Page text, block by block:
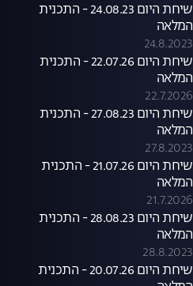
שיחת היום 24.08.23 - התכנית
המלאה
24.8.2023
שיחת היום 22.07.26 - התכנית
המלאה
22.7.2026
שיחת היום 27.08.23 - התכנית
המלאה
27.8.2023
שיחת היום 21.07.26 - התכנית
המלאה
21.7.2026
שיחת היום 28.08.23 - התכנית
המלאה
28.8.2023
שיחת היום 20.07.26 - התכנית